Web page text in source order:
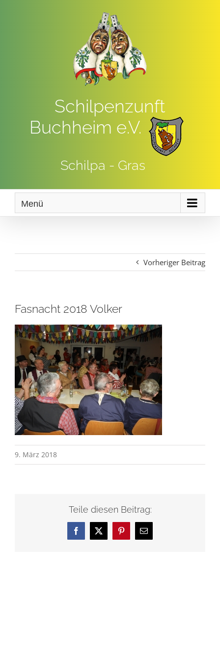
Schilpenzunft
Buchheim e.V.
Schilpa - Gras
Menü
Vorheriger Beitrag
Fasnacht 2018 Volker
9. März 2018
Teile diesen Beitrag:
Facebook
X Pinterest
E-
Mail